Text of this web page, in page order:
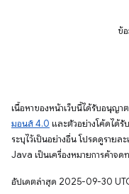
ข้
เนื้อหาของหน้าเว็บนี้ได้รับอนุญา
มอนส์ 4.0 และตัวอย่างโค้ดได้
ระบุไว้เป็นอย่างอื่น โปรดดูรายล
Java เป็นเครื่องหมายการค้าจ
อัปเดตล่าสุด 2025-09-30